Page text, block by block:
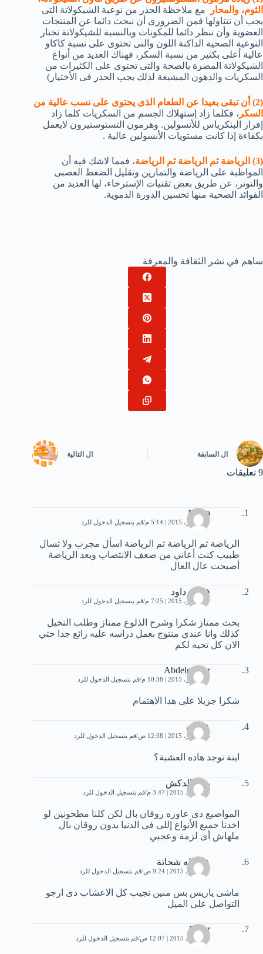
الثوم، والمحار
مع ملاحظة الحذر من نوعية الشيكولاتة التى
يجب أن نتناولها فمن الضرورى أن نبحث دائما عن المنتجات
العضوية وأن ننظر دائما للمكونات وبالنسبة للشيكولاتة نختار
النوعية الصحية الداكنة اللون والتى تحتوى على نسبة كاكاو
عالية أعلى بكثير من نسبة السكر، فهناك العديد من أنواع
الشيكولاتة المضرة بالصحة والتى تحتوى على الكثيرات من
السكريات والدهون المشبعة لذلك يجب الحذر فى الأختيار)
(2) أن تبقى بعيدا عن الطعام الذى يحتوى على نسب عالية من
السكر ، فكلما زاد إستهلاك الجسم من السكريات كلما زاد
إفراز البنكرياس للأنسولين. وهرمون التستوستيرون لايعمل
بكفاءة إذا كانت مستويات الأنسولين عالية .
(3) الرياضة ثم الرياضة ثم الرياضة
، فمما لاشك فيه أن
المواظبة على الرياضة والتمارين وتقليل الضغط العصبى
والتوتر، عن طريق بعض تقنيات الإسترخاء، لها العديد من
الفوائد الصحية منها تحسين الدورة الدموية.
ساهم في نشر الثقافة والمعرفة
ال السابقة ال التالية
9 تعليقات
Nafea
27 أكتوبر، 2015 | 5:14 م قم بتسجيل الدخول للرد
الرياضة ثم الرياضة ثم الرياضة اسأل مجرب ولا تسال
طبيب كنت أعاني من ضعف الانتصاب وبعد الرياضة
أصبحت عال العال
فوزي داود
27 أكتوبر، 2015 | 7:25 م قم بتسجيل الدخول للرد
بحث ممتاز شكرا وشرح الذلوع ممتاز وطلب النخيل
كذلك وانا عندي منتوج بعمل دراسه عليه رائع جدا حتي
الان كل تحيه لكم
Abdelghafar
27 أكتوبر، 2015 | 10:38 م قم بتسجيل الدخول للرد
شكرا جزيلا على هدا الاهتمام
عثمان
28 أكتوبر، 2015 | 12:38 ص قم بتسجيل الدخول للرد
اينة توجد هاده العشبة؟
رضا الدكش
1 نوفمبر، 2015 | 3:47 م قم بتسجيل الدخول للرد
المواضيع دى عاوزه روقان بال لكن كلنا مطحونين لو
اخدنا جميع الأنواع إللى فى الدنيا بدون روقان بال
ملهاش أى لزمة وعجبي
عبدالله شحاتة
2 نوفمبر، 2015 | 9:24 ص قم بتسجيل الدخول للرد
ماشى ياريس بس منين نجيب كل الاعشاب دى ارجو
التواصل على الميل
Omar
3 نوفمبر، 2015 | 12:07 ص قم بتسجيل الدخول للرد